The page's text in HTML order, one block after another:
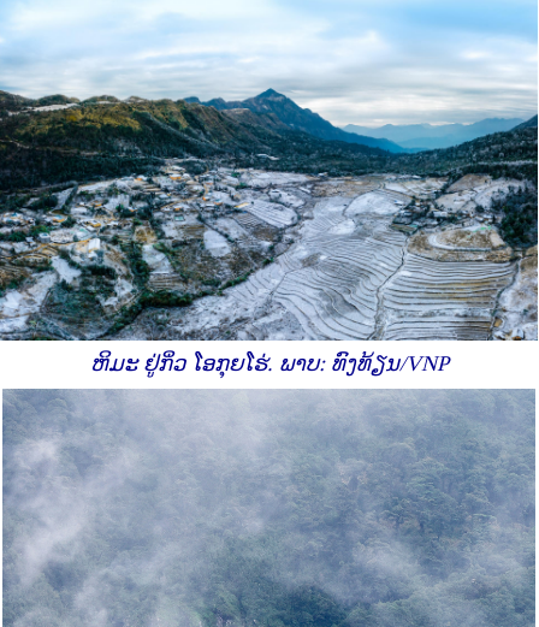
ຫິມະ ຢູ່ກິ່ວ ໂອກຸຍໂຮ່. ພາບ: ທົງທ້ຽນ/VNP